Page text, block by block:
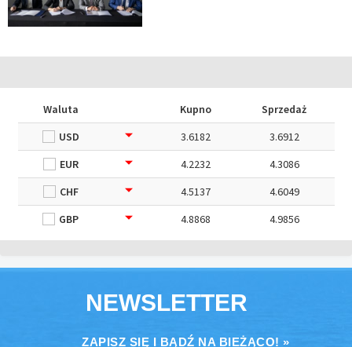
Waluta Kupno
Sprzedaż
USD
3.6182
3.6912
EUR
4.2232
4.3086
CHF
4.5137
4.6049
GBP
4.8868 4.9856
NEWSLETTER
ZAPISZ SIĘ I BĄDŹ NA BIEŻĄCO! »